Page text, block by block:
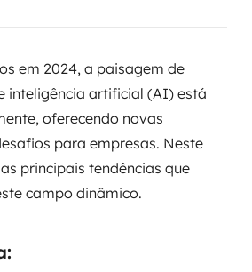
em 2024, a paisagem de
inteligência artificial (AI) está
oferecendo novas
para empresas. Neste
principais tendências que
campo dinâmico.